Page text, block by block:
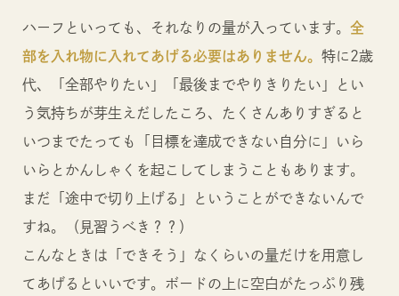
ハーフといっても、それなりの量が入っています。 全
部を入れ物に入れてあげる必要はありません。 特に2歳
代、「全部やりたい」「最後までやりきりたい」とい
う気持ちが芽生えだしたころ、たくさんありすぎると
いつまでたっても「目標を達成できない自分に」いら
いらとかんしゃくを起こしてしまうこともあります。
まだ「途中で切り上げる」ということができないんで
すね。（見習うべき？？）
こんなときは「できそう」なくらいの量だけを用意し
てあげるといいです。ボードの上に空白がたっぷり残